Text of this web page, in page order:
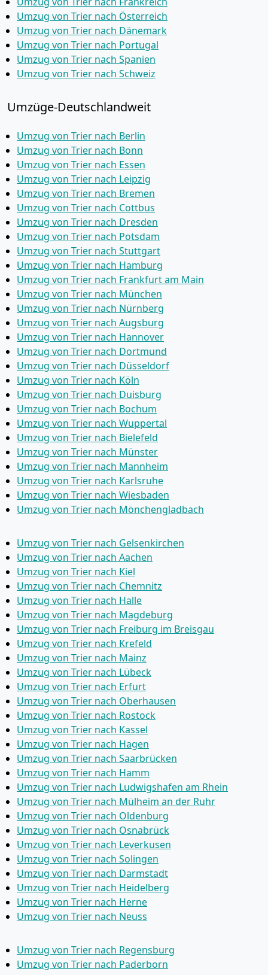
Umzug von Trier nach Österreich
Umzug von Trier nach Dänemark
Umzug von Trier nach Portugal
Umzug von Trier nach Spanien
Umzug von Trier nach Schweiz
Umzüge-Deutschlandweit
Umzug von Trier nach Berlin
Umzug von Trier nach Bonn
Umzug von Trier nach Essen
Umzug von Trier nach Leipzig
Umzug von Trier nach Bremen
Umzug von Trier nach Cottbus
Umzug von Trier nach Dresden
Umzug von Trier nach Potsdam
Umzug von Trier nach Stuttgart
Umzug von Trier nach Hamburg
Umzug von Trier nach Frankfurt am Main
Umzug von Trier nach München
Umzug von Trier nach Nürnberg
Umzug von Trier nach Augsburg
Umzug von Trier nach Hannover
Umzug von Trier nach Dortmund
Umzug von Trier nach Düsseldorf
Umzug von Trier nach Köln
Umzug von Trier nach Duisburg
Umzug von Trier nach Bochum
Umzug von Trier nach Wuppertal
Umzug von Trier nach Bielefeld
Umzug von Trier nach Münster
Umzug von Trier nach Mannheim
Umzug von Trier nach Karlsruhe
Umzug von Trier nach Wiesbaden
Umzug von Trier nach Mönchen­gladbach
Umzug von Trier nach Gelsenkirchen
Umzug von Trier nach Aachen
Umzug von Trier nach Kiel
Umzug von Trier nach Chemnitz
Umzug von Trier nach Halle
Umzug von Trier nach Magdeburg
Umzug von Trier nach Freiburg im Breisgau
Umzug von Trier nach Krefeld
Umzug von Trier nach Mainz
Umzug von Trier nach Lübeck
Umzug von Trier nach Erfurt
Umzug von Trier nach Oberhausen
Umzug von Trier nach Rostock
Umzug von Trier nach Kassel
Umzug von Trier nach Hagen
Umzug von Trier nach Saarbrücken
Umzug von Trier nach Hamm
Umzug von Trier nach Ludwigshafen am Rhein
Umzug von Trier nach Mülheim an der Ruhr
Umzug von Trier nach Oldenburg
Umzug von Trier nach Osnabrück
Umzug von Trier nach Leverkusen
Umzug von Trier nach Solingen
Umzug von Trier nach Darmstadt
Umzug von Trier nach Heidelberg
Umzug von Trier nach Herne
Umzug von Trier nach Neuss
Umzug von Trier nach Regensburg
Umzug von Trier nach Paderborn